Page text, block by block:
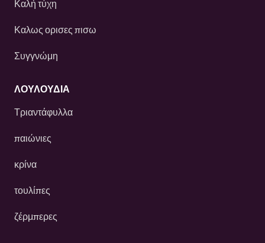
Καλή τύχη
Καλως ορισες πισω
Συγγνώμη
ΛΟΥΛΟΎΔΙΑ
Τριαντάφυλλα
παιώνιες
κρίνα
τουλίπες
ζέρμπερες